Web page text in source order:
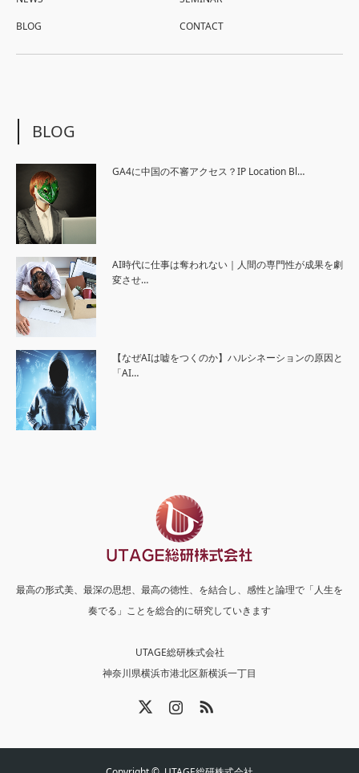
BLOG
CONTACT
BLOG
GA4に中国の不審アクセス？IP Location Bl…
AI時代に仕事は奪われない｜人間の専門性が成果を劇
変させ…
【なぜAIは嘘をつくのか】ハルシネーションの原因と
「AI…
最高の形式美、最深の思想、最高の徳性、を結合し、感性と論理で「人生を
奏でる」ことを総合的に研究していきます
UTAGE総研株式会社
神奈川県横浜市港北区新横浜一丁目